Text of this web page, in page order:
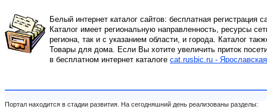
Белый интернет каталог сайтов: бесплатная регистрация
Каталог имеет региональную направленность, ресурсы
региона, так и с указанием области, и города. Каталог
Товары для дома. Если Вы хотите увеличить приток
в бесплатном интернет каталоге cat.rusbic.ru -
Портал находится в стадии развития. На сегодняшний день реализованы разделы: